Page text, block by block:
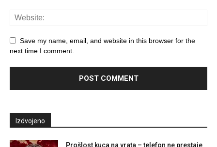
Save my name, email, and website in this browser for the
next time I comment.
Izdvojeno
Prošlost kuca na vrata – telefon ne prestaje